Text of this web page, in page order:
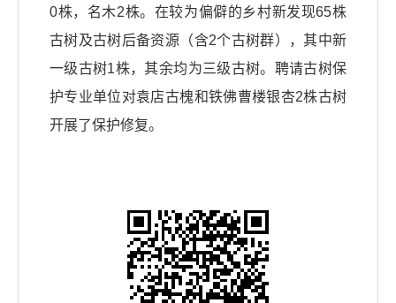
0株，名木2株。在较为偏僻的乡村新发现65株
古树及古树后备资源（含2个古树群），其中新
一级古树1株，其余均为三级古树。聘请古树保
护专业单位对袁店古槐和铁佛曹楼银杏2株古树
开展了保护修复。